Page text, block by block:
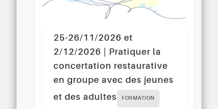
25-26/11/2026 et
2/12/2026 | Pratiquer la
concertation restaurative
en groupe avec des jeunes
et des adultes
FORMATION